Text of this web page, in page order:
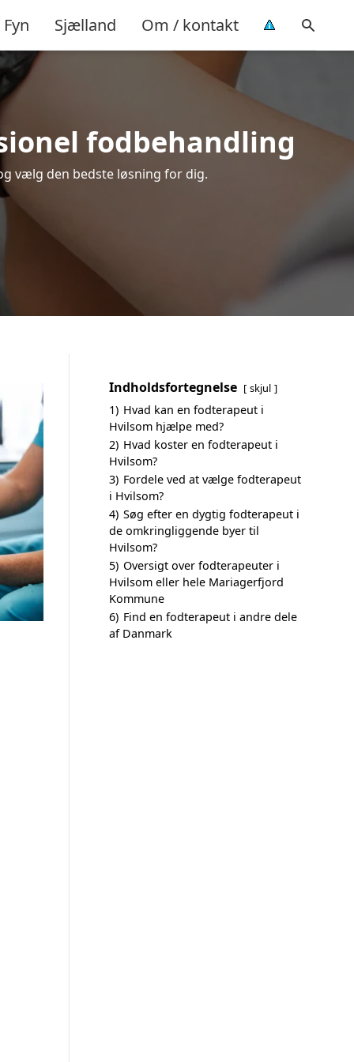
Fyn Sjælland Om / kontakt
fodbehandling
vælg den bedste løsning for dig.
Indholdsfortegnelse skjul
1) Hvad kan en fodterapeut i
Hvilsom hjælpe med?
2) Hvad koster en fodterapeut i
Hvilsom?
3) Fordele ved at vælge fodterapeut
i Hvilsom?
4) Søg efter en dygtig fodterapeut i
de omkringliggende byer til
Hvilsom?
5) Oversigt over fodterapeuter i
Hvilsom eller hele Mariagerfjord
Kommune
6) Find en fodterapeut i andre dele
af Danmark